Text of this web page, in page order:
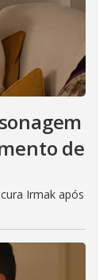
de
Irmak após